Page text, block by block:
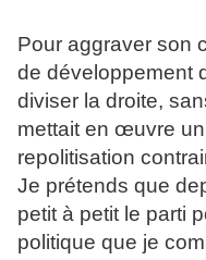
Pour aggraver son
de développement
diviser la droite,
mettait en œuvre
repolitisation
Je prétends que
petit à petit le parti
politique que je